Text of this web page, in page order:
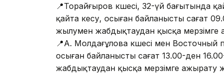
📍Торайғыров көшесі, 32-үй бағытында
қайта кесу, осыған байланысты сағат
жылумен жабдықтаудан қысқа мерзімге
📍А. Молдағұлова көшесі мен Восточный
осыған байланысты сағат 13.00-ден
жабдықтаудан қысқа мерзімге ажырату